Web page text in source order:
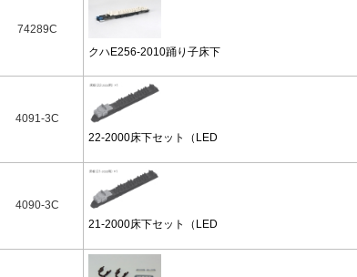
74289C
クハE256-2010踊り子床下
4091-3C
22-2000床下セット（LED
4090-3C
21-2000床下セット（LED